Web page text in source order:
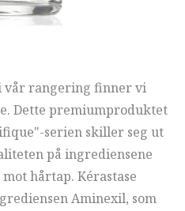
vår rangering finner vi
Dette premiumproduktet
serien skiller seg ut
på ingrediensene
hårtap. Kérastase
Aminexil, som